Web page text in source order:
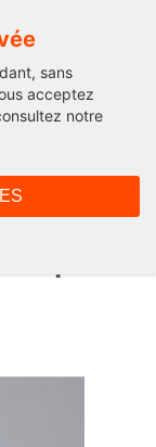
sans
acceptez
notre